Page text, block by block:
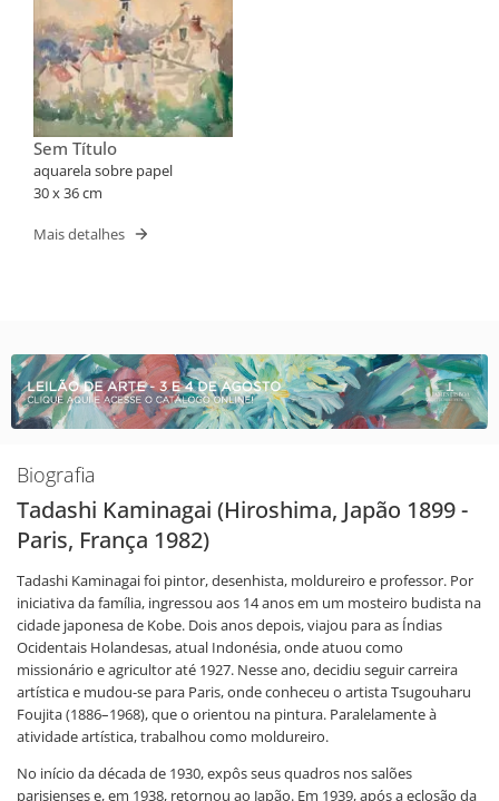
Sem Título
aquarela sobre papel
30 x 36 cm
Mais detalhes
Biografia
Tadashi Kaminagai (Hiroshima, Japão 1899 -
Paris, França 1982)
Tadashi Kaminagai foi pintor, desenhista, moldureiro e professor. Por
iniciativa da família, ingressou aos 14 anos em um mosteiro budista na
cidade japonesa de Kobe. Dois anos depois, viajou para as Índias
Ocidentais Holandesas, atual Indonésia, onde atuou como
missionário e agricultor até 1927. Nesse ano, decidiu seguir carreira
artística e mudou-se para Paris, onde conheceu o artista Tsugouharu
Foujita (1886–1968), que o orientou na pintura. Paralelamente à
atividade artística, trabalhou como moldureiro.
No início da década de 1930, expôs seus quadros nos salões
parisienses e, em 1938, retornou ao Japão. Em 1939, após a eclosão da